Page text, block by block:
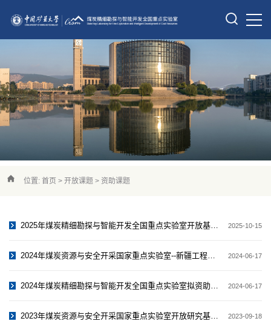
位置: 首页 > 开放课题 > 资助课题
2025年煤炭精细勘探与智能开发全国重点实验室开放基金资助项目公示 2025-10-15
2024年煤炭资源与安全开采国家重点实验室--新疆工程学院联合开放研究基... 2024-06-17
2024年煤炭精细勘探与智能开发全国重点实验室拟资助开放研究基金项目 2024-06-17
2023年煤炭资源与安全开采国家重点实验室开放研究基金项目 2023-09-18